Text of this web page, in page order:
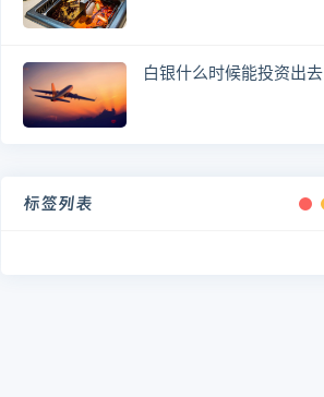
白银什么时候能投资出去
标签列表